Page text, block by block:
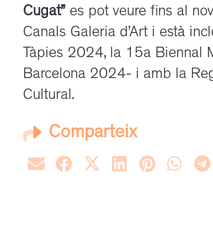
Cugat” es pot veure fins al
Canals Galeria d’Art i està
Tàpies 2024, la 15a Biennal
Barcelona 2024- i amb la
Cultural.
Comparteix